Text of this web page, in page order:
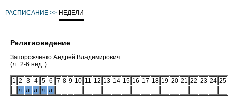
РАСПИСАНИЕ >> НЕДЕЛИ
Религиоведение
Запорожченко Андрей Владимирович
(л.: 2-6 нед. )
1 2 3 4 5 6 7 8 9 10 11 12 13 14 15 16 17 18 19 20 21 22 23 24 25
л. л. л. л. л.